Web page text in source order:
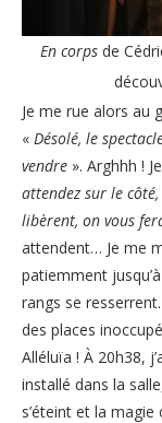
En corps de
Je me rue alors au
« Désolé, le
vendre ». Arghhh !
attendez sur le
libèrent, on vous
attendent… Je me
patiemment
rangs se
des places
Alléluïa ! À 20h38,
installé dans la
s’éteint et la